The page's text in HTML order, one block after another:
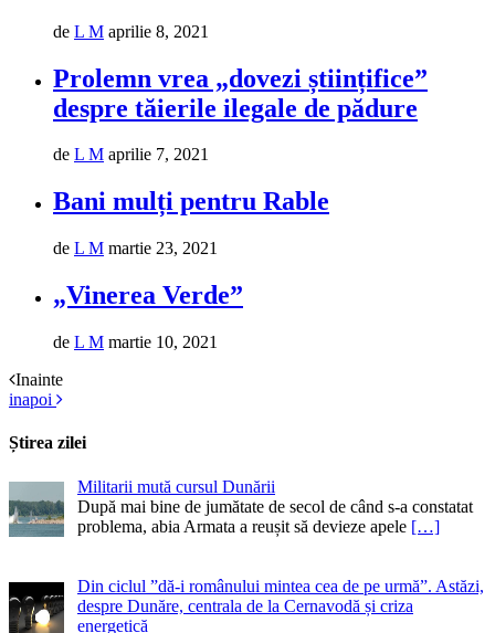
de L M aprilie 8, 2021
Prolemn vrea „dovezi științifice”
despre tăierile ilegale de pădure
de L M aprilie 7, 2021
Bani mulți pentru Rable
de L M martie 23, 2021
„Vinerea Verde”
de L M martie 10, 2021
Inainte
inapoi
Știrea zilei
Militarii mută cursul Dunării
După mai bine de jumătate de secol de când s-a constatat
problema, abia Armata a reușit să devieze apele […]
Din ciclul ”dă-i românului mintea cea de pe urmă”. Astăzi,
despre Dunăre, centrala de la Cernavodă și criza
energetică